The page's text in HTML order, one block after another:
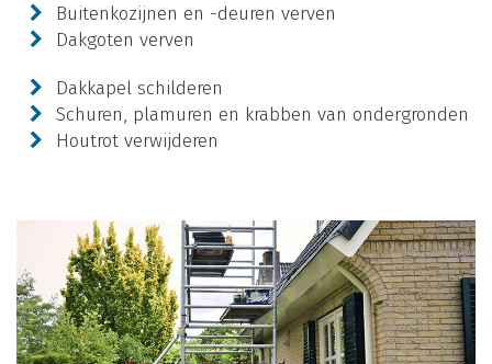
Buitenkozijnen en -deuren verven
Dakgoten verven
Dakkapel schilderen
Schuren, plamuren en krabben van ondergronden
Houtrot verwijderen